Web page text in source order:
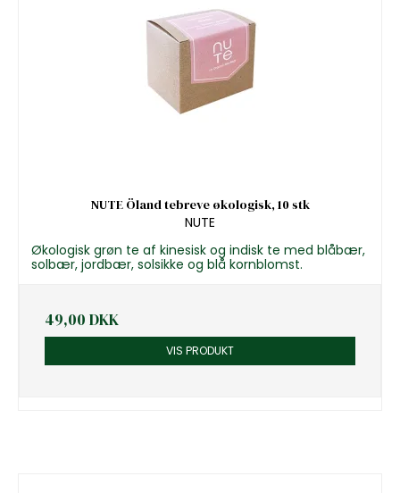
NUTE Öland tebreve økologisk, 10 stk
NUTE
Økologisk grøn te af kinesisk og indisk te med blåbær,
solbær, jordbær, solsikke og blå kornblomst.
49,00 DKK
VIS PRODUKT